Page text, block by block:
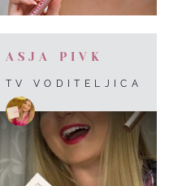
ASJA PIVK
TV VODITELJICA